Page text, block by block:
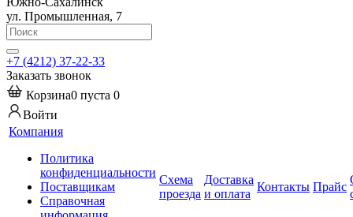
ул. Промышленная, 7
+7 (4212) 37-22-33
Заказать звонок
Корзина0 пуста 0
Войти
Компания
Политика
конфиденциальности
Поставщикам
Справочная
Схема
проезда
Доставка
и оплата
Контакты Прайс